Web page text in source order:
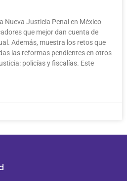
Nueva Justicia Penal en México
que mejor dan cuenta de
Además, muestra los retos que
las reformas pendientes en otros
policías y fiscalías. Este